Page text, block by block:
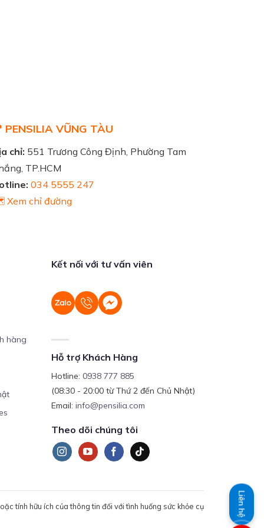
PENSILIA VŨNG TÀU
chỉ: 551 Trương Công Định, Phường Tam
TP.HCM
034 5555 247
chỉ đường
hàng
Kết nối với tư vấn viên
Hỗ trợ Khách Hàng
Hotline:0938 777 885
(08:30 - 20:00 từ Thứ 2 đến Chủ Nhật)
Email:info@pensilia.com
Theo dõi chúng tôi
tính hữu ích của thông tin đối với tình huống sức khỏe cụ Liên hệ